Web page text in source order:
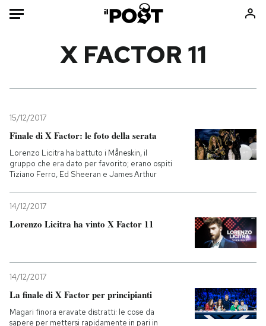
Mondo
Politica
Tecnologia
Internet
Cultura
Economia
Consumismi
Ok Boomer!
Altrecose
Mondiali calcio 2026
PODCAST
X FACTOR 11
15/12/2017
Finale di X Factor: le foto della serata
Lorenzo Licitra ha battuto i Måneskin, il
gruppo che era dato per favorito; erano ospiti
Tiziano Ferro, Ed Sheeran e James Arthur
14/12/2017
Lorenzo Licitra ha vinto X Factor 11
14/12/2017
La finale di X Factor per principianti
Magari finora eravate distratti: le cose da
sapere per mettersi rapidamente in pari in